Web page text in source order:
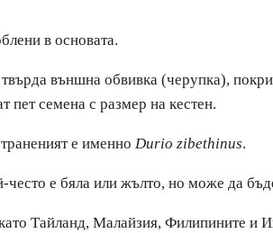
в основата.
външна обвивка (черупка),
пет семена с размер на кестен.
е именно Durio zibethinus.
е бяла или жълто, но може да
Тайланд, Малайзия, Филипините и